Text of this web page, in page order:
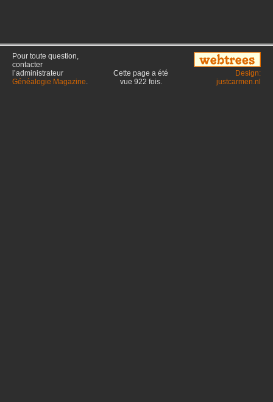
Pour toute question,
contacter
l’administrateur
Généalogie Magazine.
Cette page a été
vue 922 fois.
Design:
justcarmen.nl